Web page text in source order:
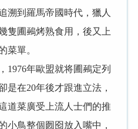
溯到羅馬帝國時代，獵人
隻圃鵐烤熟食用，後又上
菜單。
1976年歐盟就将圃鵐定列
是在20年後才跟進立法，
道菜廣受上流人士們的推
小鳥整個囫囵放入嘴中，